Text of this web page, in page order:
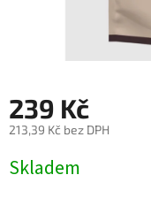
239 Kč
213,39 Kč bez DPH
cena:
Skladem